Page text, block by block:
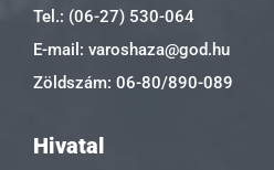
Tel.: (06-27) 530-064
E-mail: varoshaza@god.hu
Zöldszám: 06-80/890-089
Hivatal